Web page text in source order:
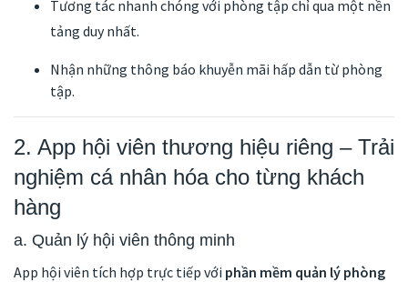
Tương tác nhanh chóng với phòng tập chỉ qua một nền
tảng duy nhất.
Nhận những thông báo khuyễn mãi hấp dẫn từ phòng
tập.
2. App hội viên thương hiệu riêng – Trải
nghiệm cá nhân hóa cho từng khách
hàng
a. Quản lý hội viên thông minh
App hội viên tích hợp trực tiếp với phần mềm quản lý phòng